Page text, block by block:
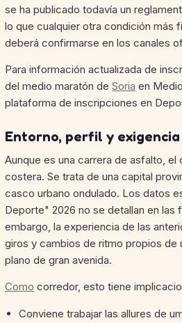
se ha publicado todavía un
lo que cualquier otra condición más
deberá confirmarse en los canales
Para información actualizada de
del medio maratón de Soria en
plataforma de inscripciones en
Entorno, perfil y
Aunque es una carrera de asfalto, el
costera. Se trata de una capital
casco urbano ondulado. Los datos
Deporte" 2026 no se detallan en las
embargo, la experiencia de las
giros y cambios de ritmo propios de
plano de gran avenida.
Como corredor, esto tiene
Conviene trabajar las allures de